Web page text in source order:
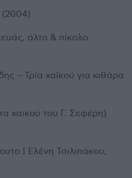
(2004)
άλτο & πίκολο
– Τρία χαϊκού για κιθάρα
χαικού του Γ. Σεφέρη)
| Ελένη Τσιλιπάκου,